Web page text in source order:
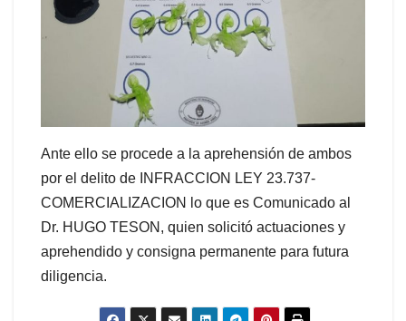
Ante ello se procede a la aprehensión de ambos
por el delito de INFRACCION LEY 23.737-
COMERCIALIZACION lo que es Comunicado al
Dr. HUGO TESON, quien solicitó actuaciones y
aprehendido y consigna permanente para futura
diligencia.